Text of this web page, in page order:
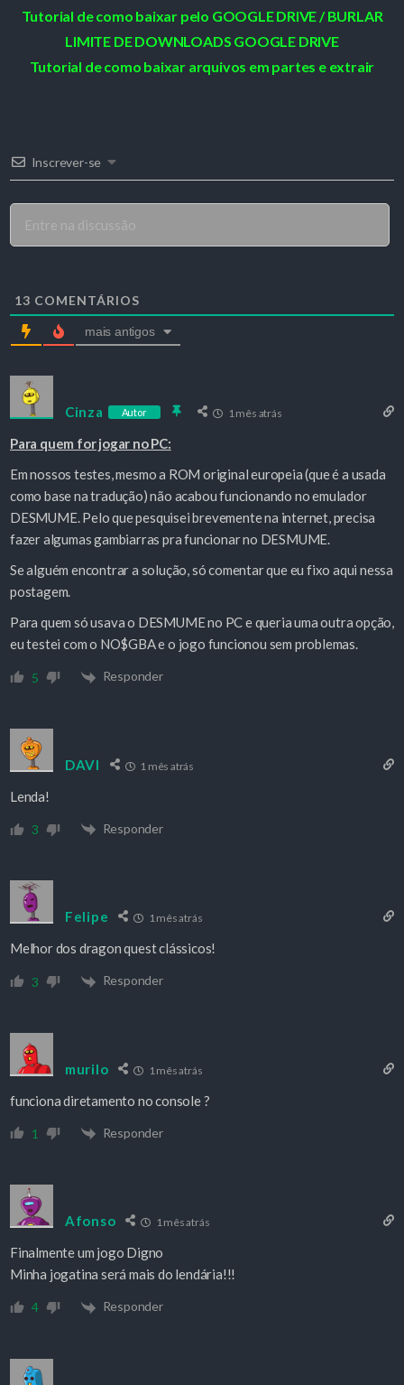
Tutorial de como baixar pelo GOOGLE DRIVE / BURLAR
LIMITE DE DOWNLOADS GOOGLE DRIVE
Tutorial de como baixar arquivos em partes e extrair
Inscrever-se
13 COMENTÁRIOS
mais antigos
Cinza Autor 1 mês atrás
Para quem for jogar no PC:
Em nossos testes, mesmo a ROM original europeia (que é a usada
como base na tradução) não acabou funcionando no emulador
DESMUME. Pelo que pesquisei brevemente na internet, precisa
fazer algumas gambiarras pra funcionar no DESMUME.
Se alguém encontrar a solução, só comentar que eu fixo aqui nessa
postagem.
Para quem só usava o DESMUME no PC e queria uma outra opção,
eu testei com o NO$GBA e o jogo funcionou sem problemas.
5 Responder
DAVI 1 mês atrás
Lenda!
3 Responder
Felipe 1 mês atrás
Melhor dos dragon quest clássicos!
3 Responder
murilo 1 mês atrás
funciona diretamento no console ?
1 Responder
Afonso 1 mês atrás
Finalmente um jogo Digno
Minha jogatina será mais do lendária!!!
4 Responder